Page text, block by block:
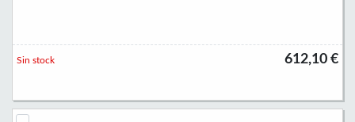
612,10 €
Sin stock